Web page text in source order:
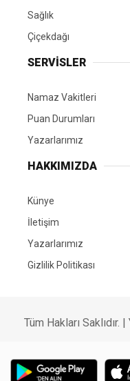
Sağlık
Çiçekdağı
SERVİSLER
Namaz Vakitleri
Puan Durumları
Yazarlarımız
HAKKIMIZDA
Künye
İletişim
Yazarlarımız
Gizlilik Politikası
Tüm Hakları Saklıdır.